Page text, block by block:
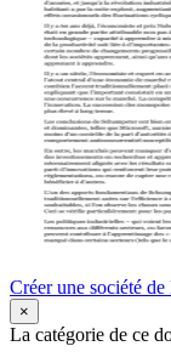
Créer une société
×
La catégorie de ce